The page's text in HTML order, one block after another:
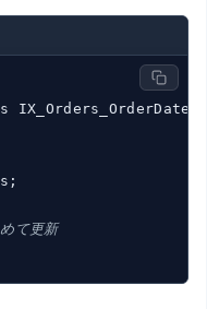
IX_Orders_OrderDate;
て更新